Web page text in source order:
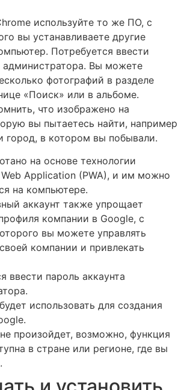
используйте то же ПО, с
вы устанавливаете другие
Потребуется ввести
администратора. Вы можете
фотографий в разделе
«Поиск» или в альбоме.
что изображено на
вы пытаетесь найти, например
город, в котором вы побывали.
на основе технологии
Application (PWA), и им можно
на компьютере.
аккаунт также упрощает
компании в Google, с
вы можете управлять
компании и привлекать
ввести пароль аккаунта
использовать для создания
произойдет, возможно, функция
в стране или регионе, где вы